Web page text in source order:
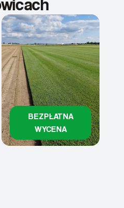
BEZPŁATNA
WYCENA